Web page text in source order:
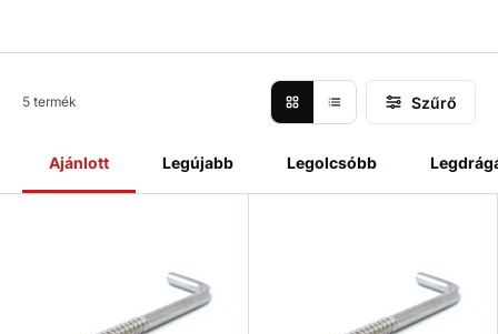
Ajánlott Legújabb Legolcsóbb
5 termék Szűrő